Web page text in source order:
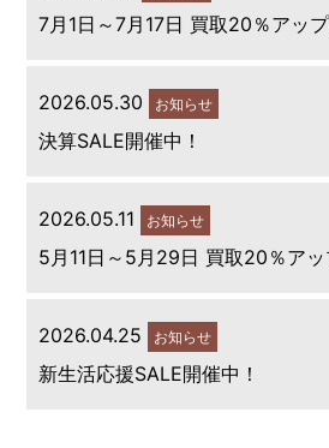
7月1日～7月17日 買取20％アッ
2026.05.30 お知らせ
決算SALE開催中！
2026.05.11 お知らせ
5月11日～5月29日 買取20％ア
2026.04.25 お知らせ
新生活応援SALE開催中！